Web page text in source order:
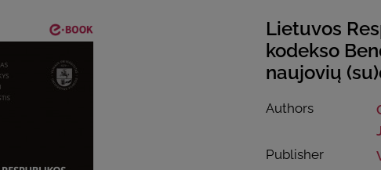
Lietuvos
kodekso
naujovių
Authors
Publisher